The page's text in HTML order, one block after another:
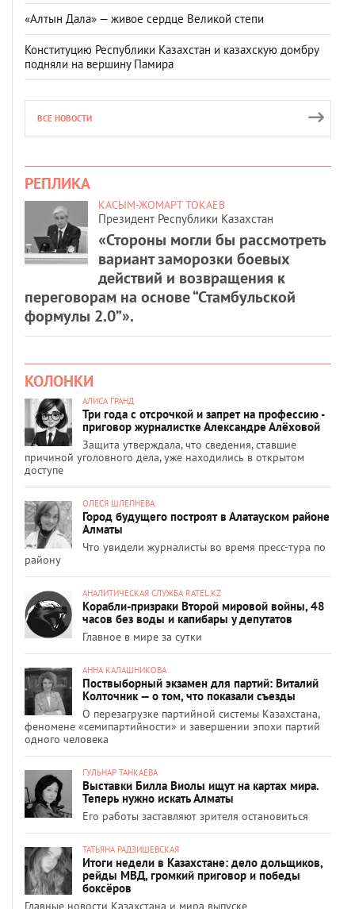
«Алтын Дала» — живое сердце Великой степи
Конституцию Республики Казахстан и казахскую домбру
подняли на вершину Памира
ВСЕ НОВОСТИ
РЕПЛИКА
КАСЫМ-ЖОМАРТ ТОКАЕВ
Президент Республики Казахстан
«Стороны могли бы рассмотреть
вариант заморозки боевых
действий и возвращения к
переговорам на основе “Стамбульской
формулы 2.0”».
КОЛОНКИ
АЛИСА ГРАНД
Три года с отсрочкой и запрет на профессию -
приговор журналистке Александре Алёховой
Защита утверждала, что сведения, ставшие
причиной уголовного дела, уже находились в открытом
доступе
ОЛЕСЯ ШЛЕПНЕВА
Город будущего построят в Алатауском районе
Алматы
Что увидели журналисты во время пресс-тура по
району
АНАЛИТИЧЕСКАЯ СЛУЖБА RATEL.KZ
Корабли-призраки Второй мировой войны, 48
часов без воды и капибары у депутатов
Главное в мире за сутки
АННА КАЛАШНИКОВА
Поствыборный экзамен для партий: Виталий
Колточник — о том, что показали съезды
О перезагрузке партийной системы Казахстана,
феномене «семипартийности» и завершении эпохи партий
одного человека
ГУЛЬНАР ТАНКАЕВА
Выставки Билла Виолы ищут на картах мира.
Теперь нужно искать Алматы
Его работы заставляют зрителя остановиться
ТАТЬЯНА РАДЗИШЕВСКАЯ
Итоги недели в Казахстане: дело дольщиков,
рейды МВД, громкий приговор и победы
боксёров
Главные новости Казахстана и мира выпуске